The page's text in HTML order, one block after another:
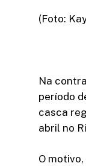
(Foto:
Na
período
casca
abril no
O